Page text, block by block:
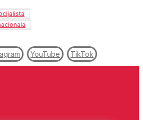
YouTube TikTok